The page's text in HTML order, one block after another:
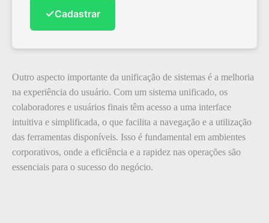
✓Cadastrar
Outro aspecto importante da unificação de sistemas é a melhoria
na experiência do usuário. Com um sistema unificado, os
colaboradores e usuários finais têm acesso a uma interface
intuitiva e simplificada, o que facilita a navegação e a utilização
das ferramentas disponíveis. Isso é fundamental em ambientes
corporativos, onde a eficiência e a rapidez nas operações são
essenciais para o sucesso do negócio.